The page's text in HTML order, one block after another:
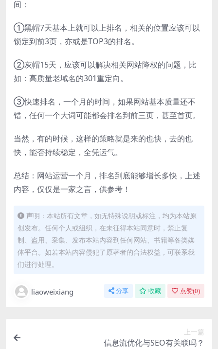
间：
①黑帽7天基本上就可以上排名，相关的位置应该可以
锁定到前3页，亦或是TOP3的排名。
②灰帽15天，应该可以解决相关网站降权的问题，比
如：高质量老域名的301重定向。
③快速排名，一个月的时间，如果网站基本质量还不
错，任何一个大词可能都会排名到前三页，甚至首页。
当然，有的时候，这样的策略就是来的也快，去的也
快，能否持续稳定，全凭运气。
总结：网站运营一个月，排名到底能够增长多快，上述
内容，仅仅是一家之言，供参考！
声明：本站所有文章，如无特殊说明或标注，均为本站原
创发布。任何个人或组织，在未征得本站同意时，禁止复
制、盗用、采集、发布本站内容到任何网站、书籍等各类媒
体平台。如若本站内容侵犯了原著者的合法权益，可联系我
们进行处理。
liaoweixiang 分享 收藏 点赞(0)
上一篇
信息流优化与SEO有关联吗？